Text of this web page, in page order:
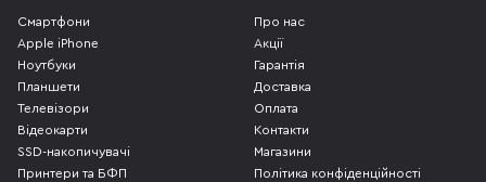
Смартфони
Apple iPhone
Ноутбуки
Планшети
Телевізори
Відеокарти
SSD-накопичувачі
Принтери та БФП
Про нас
Акції
Гарантія
Доставка
Оплата
Контакти
Магазини
Політика конфіденційності